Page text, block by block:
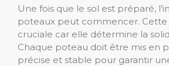
Une fois que le sol est préparé,
poteaux peut commencer.
cruciale car elle détermine la
Chaque poteau doit être mis en
précise et stable pour garantir